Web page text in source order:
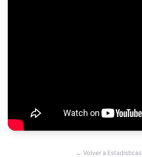
← Volver a Estadísticas